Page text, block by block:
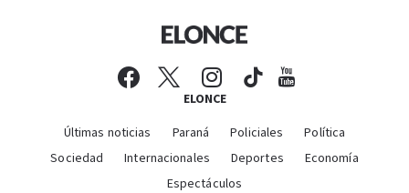
ELONCE
Últimas noticias Paraná Policiales
Política
Sociedad
Internacionales Deportes
Economía
Espectáculos